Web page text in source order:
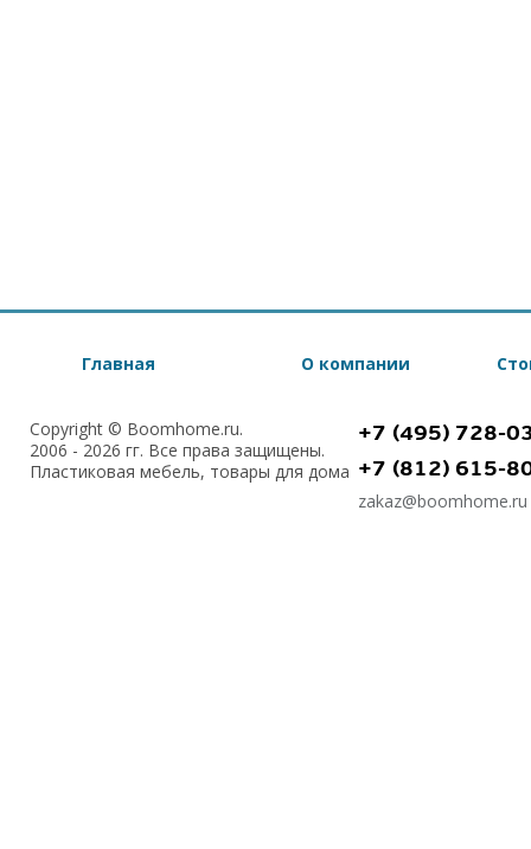
Главная О компании
Copyright © Boomhome.ru.
2006 - 2026 гг. Все права защищены.
Пластиковая мебель, товары для дома
+7 (495) 728-
+7 (812) 615-
zakaz@boomhome.ru